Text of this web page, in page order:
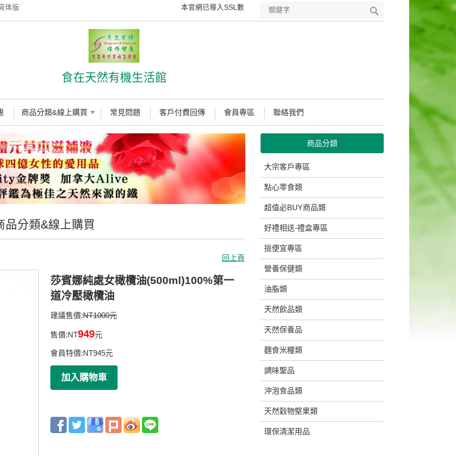
体版 本官網已導入SSL數位憑證，符合國際安全標準的PKI技術，可完整保護您所輸入所有資料之
食在天然有機生活館
商品分類&線上購買 常見問題 客戶付費回傳 會員專區 聯絡我們
品分類&線上購買
回上頁
莎賓娜純處女橄欖油(500ml)100%第一
道冷壓橄欖油
建議售價:NT1000元
售價:NT949元
會員特價:NT945元
商品分類
大宗客戶專區
點心零食類
超值必BUY商品類
好禮相送-禮盒專區
撿便宜專區
營養保健類
油脂類
天然飲品類
天然保養品
麵食米糧類
調味聖品
沖泡食品類
天然穀物堅果類
環保清潔用品